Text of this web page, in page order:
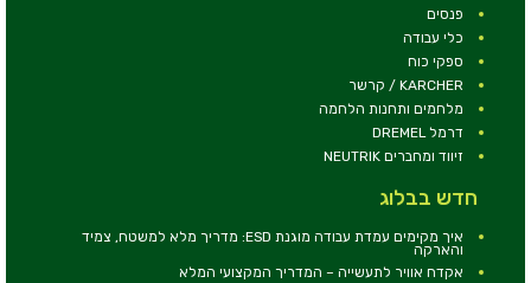
פנסים
כלי עבודה
ספקי כוח
KARCHER / קרשר
מלחמים ותחנות הלחמה
דרמל DREMEL
זיווד ומחברים NEUTRIK
חדש בבלוג
איך מקימים עמדת עבודה מוגנת ESD: מדריך מלא למשטח, צמיד
והארקה
אקדח אוויר לתעשייה – המדריך המקצועי המלא